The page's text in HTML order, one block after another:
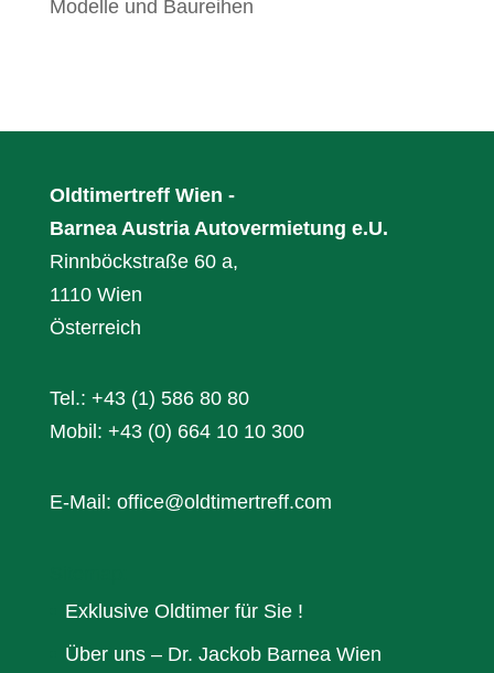
Modelle und Baureihen
Oldtimertreff Wien -
Barnea Austria Autovermietung e.U.
Rinnböckstraße 60 a,
1110 Wien
Österreich
Tel.: +43 (1) 586 80 80
Mobil: +43 (0) 664 10 10 300
E-Mail: office@oldtimertreff.com
Exklusive Oldtimer für Sie !
Über uns – Dr. Jackob Barnea Wien